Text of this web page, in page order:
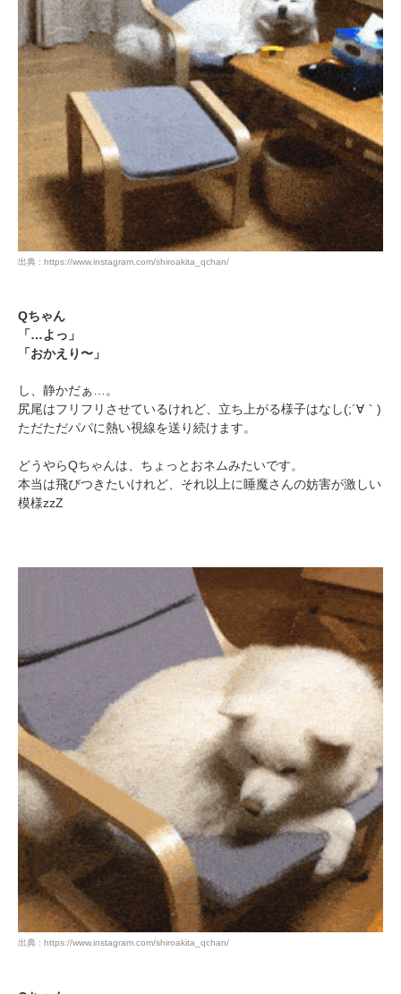
出典 : https://www.instagram.com/shiroakita_qchan/
Qちゃん
「…よっ」
「おかえり〜」
し、静かだぁ…。
尻尾はフリフリさせているけれど、立ち上がる様子はなし(;´∀｀)
ただただパパに熱い視線を送り続けます。
どうやらQちゃんは、ちょっとおネムみたいです。
本当は飛びつきたいけれど、それ以上に睡魔さんの妨害が激しい
模様zzZ
出典 : https://www.instagram.com/shiroakita_qchan/
閉じる
pecodogs
いぬ部をフォロー
pecocats
ねこ部をフォロー
アプリで開く
アプリをダウンロードする